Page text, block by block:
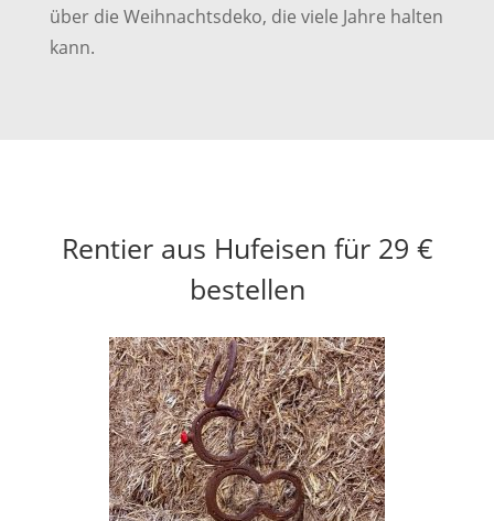
über die Weihnachtsdeko, die viele Jahre halten
kann.
Rentier aus Hufeisen für 29 €
bestellen